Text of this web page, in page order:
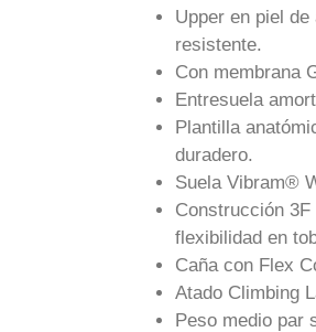
Upper en piel
resistente.
Con membrana
Entresuela
Plantilla
duradero.
Suela Vibram®
Construcción
flexibilidad en
Caña con Flex
Atado Climbing
Peso medio par